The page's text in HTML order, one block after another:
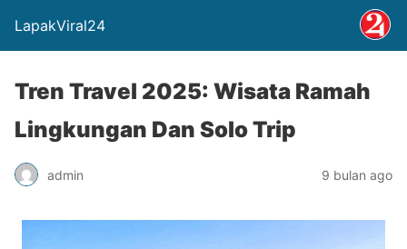
LapakViral24
Tren Travel 2025: Wisata Ramah
Lingkungan Dan Solo Trip
admin 9 bulan ago